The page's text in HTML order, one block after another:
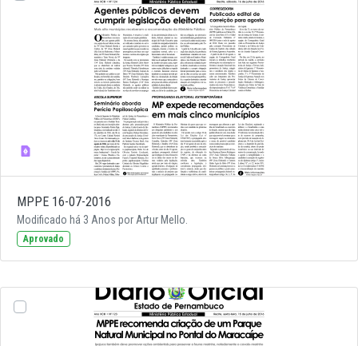
MPPE 16-07-2016
Modificado há 3 Anos por Artur Mello.
Aprovado